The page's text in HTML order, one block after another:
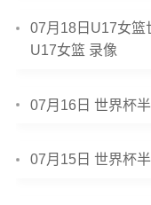
07月18日U17女篮
U17女篮 录像
07月16日 世界杯
07月15日 世界杯